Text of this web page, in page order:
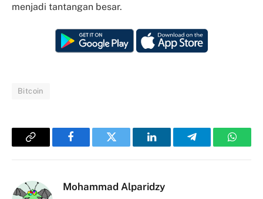
menjadi tantangan besar.
Bitcoin
Copy
FacebookTwitter LinkedInTelegram
Mohammad Alparidzy